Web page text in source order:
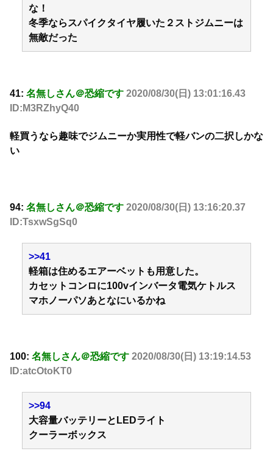
な！
冬季ならスパイクタイヤ履いた２ストジムニーは
無敵だった
41: 名無しさん＠恐縮です 2020/08/30(日) 13:01:16.43
ID:M3RZhyQ40
軽買うなら趣味でジムニーか実用性で軽バンの二択しかな
い
94: 名無しさん＠恐縮です 2020/08/30(日) 13:16:20.37
ID:TsxwSgSq0
>>41
軽箱は住めるエアーベットも用意した。
カセットコンロに100vインバータ電気ケトルス
マホノーパソあとなにいるかね
100: 名無しさん＠恐縮です 2020/08/30(日) 13:19:14.53
ID:atcOtoKT0
>>94
大容量バッテリーとLEDライト
クーラーボックス